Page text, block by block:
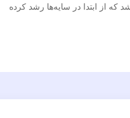
از ابتدا در سایه‌ها رشد کرده